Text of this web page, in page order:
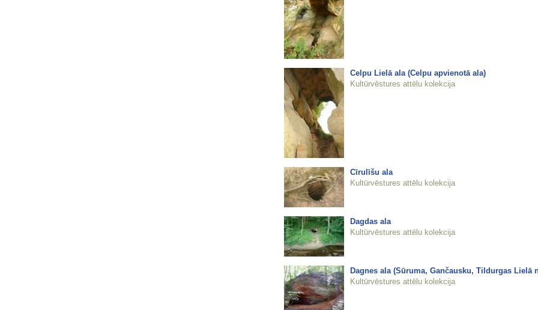
Celpu Lielā ala (Celpu apvienotā ala)
Kultūrvēstures attēlu kolekcija
Cīrulīšu ala
Kultūrvēstures attēlu kolekcija
Dagdas ala
Kultūrvēstures attēlu kolekcija
Dagnes ala (Sūruma, Gančausku, Tildurgas Lielā
Kultūrvēstures attēlu kolekcija